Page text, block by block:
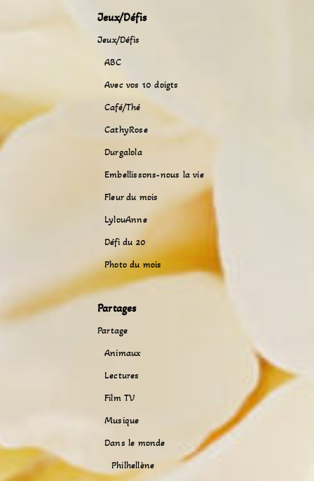
Jeux/Défis
Jeux/Défis
ABC
Avec vos 10 doigts
Café/Thé
CathyRose
Durgalola
Embellissons-nous la vie
Fleur du mois
LylouAnne
Défi du 20
Photo du mois
Partages
Partage
Animaux
Lectures
Film TV
Musique
Dans le monde
Philhellène